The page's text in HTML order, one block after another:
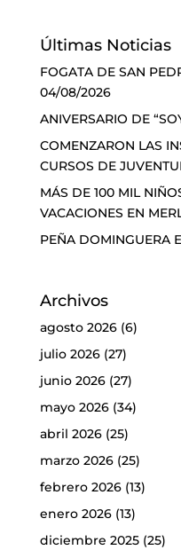
Últimas Noticias
FOGATA DE SAN
04/08/2026
ANIVERSARIO DE
COMENZARON LAS
CURSOS DE
MÁS DE 100 MIL
VACACIONES EN
PEÑA DOMINGUERA
Archivos
agosto 2026(6)
julio 2026(27)
junio 2026(27)
mayo 2026(34)
abril 2026(25)
marzo 2026(25)
febrero 2026(13)
enero 2026(13)
diciembre 2025(25)